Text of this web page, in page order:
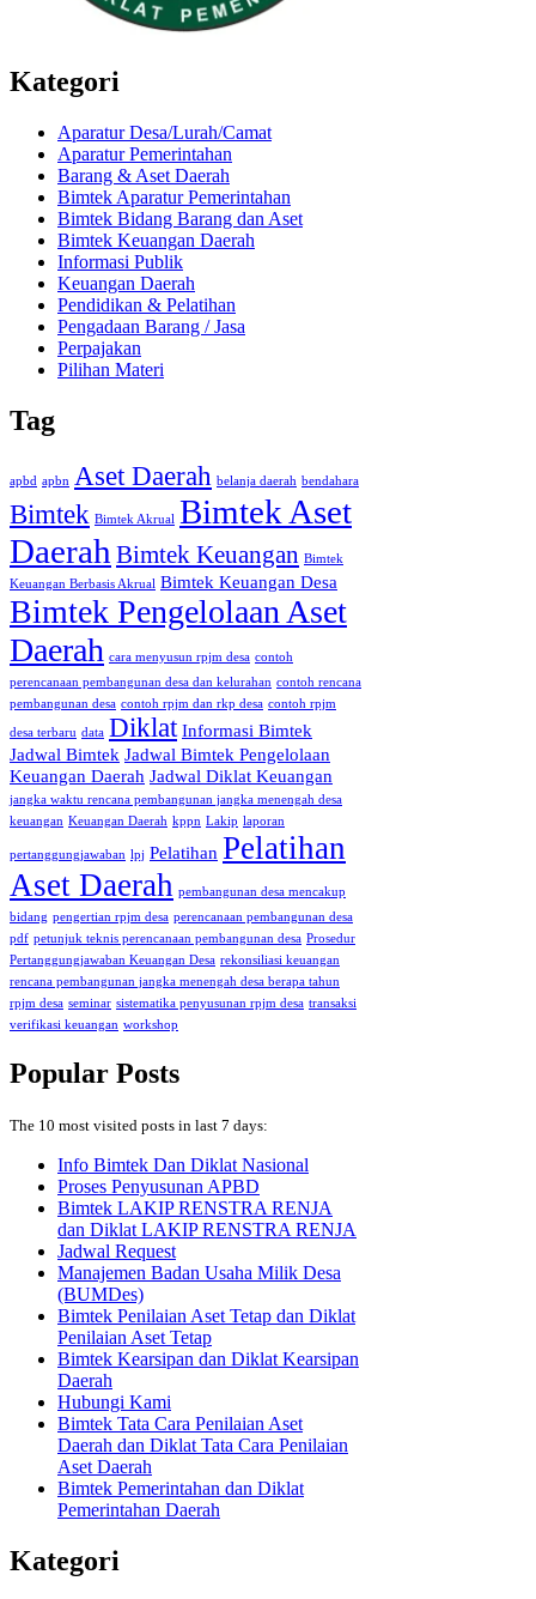
Kategori
Aparatur Desa/Lurah/Camat
Aparatur Pemerintahan
Barang & Aset Daerah
Bimtek Aparatur Pemerintahan
Bimtek Bidang Barang dan Aset
Bimtek Keuangan Daerah
Informasi Publik
Keuangan Daerah
Pendidikan & Pelatihan
Pengadaan Barang / Jasa
Perpajakan
Pilihan Materi
Tag
apbd apbn Aset Daerah belanja daerah bendahara
Bimtek Bimtek Akrual Bimtek Aset
Daerah Bimtek Keuangan Bimtek
Keuangan Berbasis Akrual Bimtek Keuangan Desa
Bimtek Pengelolaan Aset
Daerah cara menyusun rpjm desa contoh
perencanaan pembangunan desa dan kelurahan contoh rencana
pembangunan desa contoh rpjm dan rkp desa contoh rpjm
desa terbaru data Diklat Informasi Bimtek
Jadwal Bimtek Jadwal Bimtek Pengelolaan
Keuangan Daerah Jadwal Diklat Keuangan
jangka waktu rencana pembangunan jangka menengah desa
keuangan Keuangan Daerah kppn Lakip laporan
pertanggungjawaban lpj Pelatihan Pelatihan
Aset Daerah pembangunan desa mencakup
bidang pengertian rpjm desa perencanaan pembangunan desa
pdf petunjuk teknis perencanaan pembangunan desa Prosedur
Pertanggungjawaban Keuangan Desa rekonsiliasi keuangan
rencana pembangunan jangka menengah desa berapa tahun
rpjm desa seminar sistematika penyusunan rpjm desa transaksi
verifikasi keuangan workshop
Popular Posts
The 10 most visited posts in last 7 days:
Info Bimtek Dan Diklat Nasional
Proses Penyusunan APBD
Bimtek LAKIP RENSTRA RENJA
dan Diklat LAKIP RENSTRA RENJA
Jadwal Request
Manajemen Badan Usaha Milik Desa
(BUMDes)
Bimtek Penilaian Aset Tetap dan Diklat
Penilaian Aset Tetap
Bimtek Kearsipan dan Diklat Kearsipan
Daerah
Hubungi Kami
Bimtek Tata Cara Penilaian Aset
Daerah dan Diklat Tata Cara Penilaian
Aset Daerah
Bimtek Pemerintahan dan Diklat
Pemerintahan Daerah
Kategori